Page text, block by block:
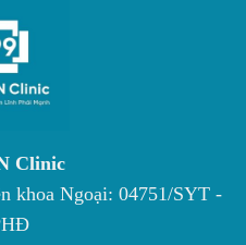
Clinic
khoa Ngoại: 04751/SYT -